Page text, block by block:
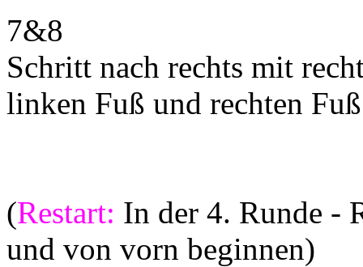
7&8
Schritt nach rechts mit
linken Fuß und rechten
(Restart: In der 4. Runde -
und von vorn beginnen)